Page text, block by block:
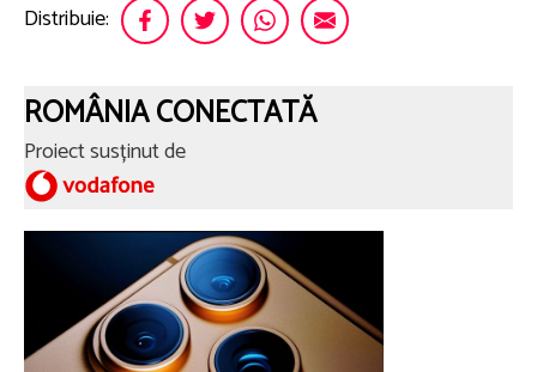
Distribuie:
ROMÂNIA CONECTATĂ
Proiect susținut de